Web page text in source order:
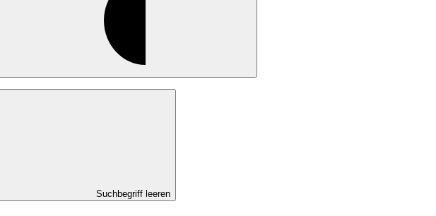
Suchbegriff leeren